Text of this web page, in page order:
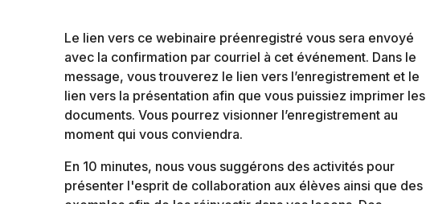
Le lien vers ce webinaire préenregistré vous sera envoyé
avec la confirmation par courriel à cet événement. Dans le
message, vous trouverez le lien vers l’enregistrement et le
lien vers la présentation afin que vous puissiez imprimer les
documents. Vous pourrez visionner l’enregistrement au
moment qui vous conviendra.
En 10 minutes, nous vous suggérons des activités pour
présenter l'esprit de collaboration aux élèves ainsi que des